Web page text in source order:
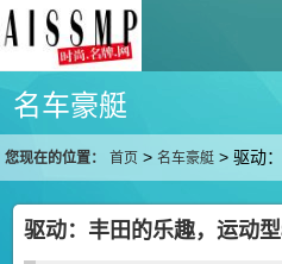
名车豪艇
您现在的位置： 首页 >名车豪艇 >驱动
驱动：丰田的乐趣，运动